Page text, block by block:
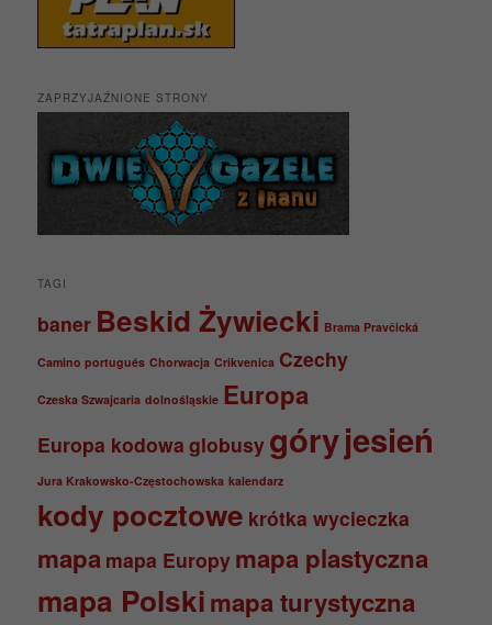
ZAPRZYJAŹNIONE STRONY
TAGI
baner Beskid Żywiecki Brama Pravčická
Camino portugués Chorwacja Crikvenica Czechy
Czeska Szwajcaria dolnośląskie Europa
Europa kodowa globusy góryjesień
Jura Krakowsko-Częstochowska kalendarz
kody pocztowe krótka wycieczka
mapa mapa Europy mapa plastyczna
mapa Polskimapa turystyczna